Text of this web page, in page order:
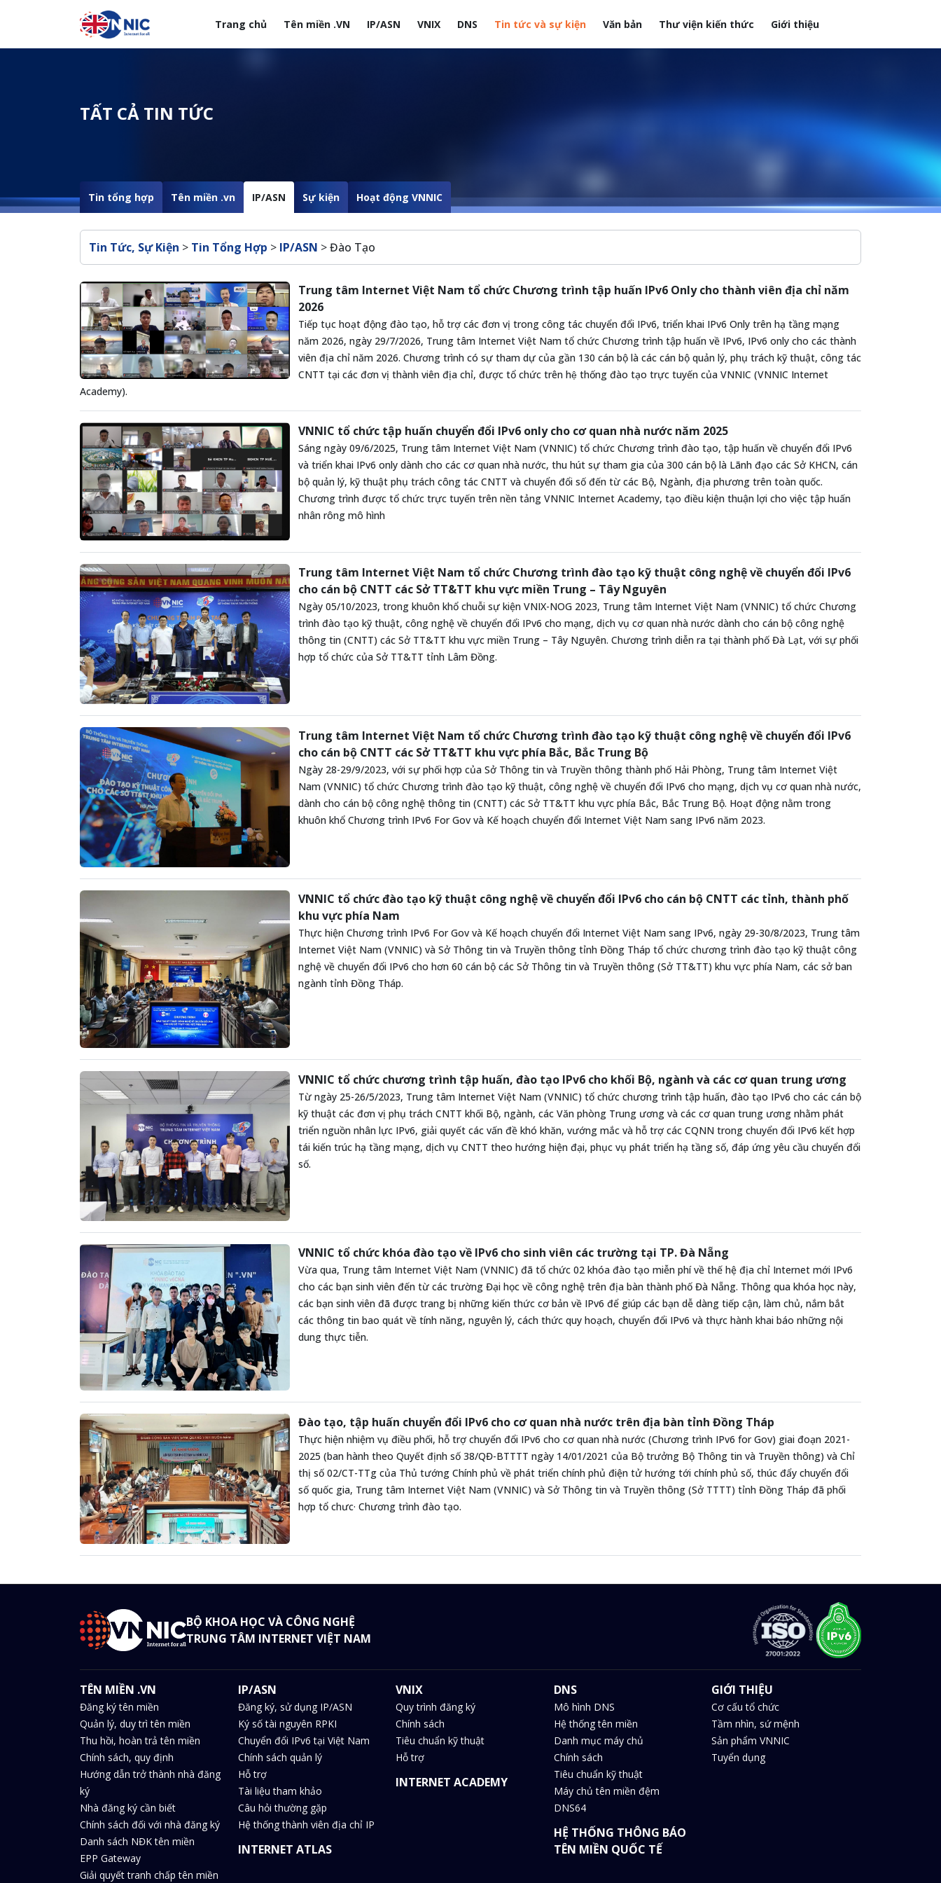
Nhảy đến nội dung
Trang chủ Tên miền .VN IP/ASN VNIX DNS Tin tức và sự kiện Văn bản Thư viện kiến thức Giới thiệu
Menuheader của website
TẤT CẢ TIN TỨC
Tin tổng hợp Tên miền .vn IP/ASN Sự kiện Hoạt động VNNIC
Breadcrumb
Tin Tức, Sự Kiện > Tin Tổng Hợp > IP/ASN >Đào Tạo
Trung tâm Internet Việt Nam tổ chức Chương trình tập huấn IPv6 Only cho thành viên địa chỉ năm
2026
Tiếp tục hoạt động đào tạo, hỗ trợ các đơn vị trong công tác chuyển đổi IPv6, triển khai IPv6 Only trên hạ tầng mạng
năm 2026, ngày 29/7/2026, Trung tâm Internet Việt Nam tổ chức Chương trình tập huấn về IPv6, IPv6 only cho các thành
viên địa chỉ năm 2026. Chương trình có sự tham dự của gần 130 cán bộ là các cán bộ quản lý, phụ trách kỹ thuật, công tác
CNTT tại các đơn vị thành viên địa chỉ, được tổ chức trên hệ thống đào tạo trực tuyến của VNNIC (VNNIC Internet
Academy).
VNNIC tổ chức tập huấn chuyển đổi IPv6 only cho cơ quan nhà nước năm 2025
Sáng ngày 09/6/2025, Trung tâm Internet Việt Nam (VNNIC) tổ chức Chương trình đào tạo, tập huấn về chuyển đổi IPv6
và triển khai IPv6 only dành cho các cơ quan nhà nước, thu hút sự tham gia của 300 cán bộ là Lãnh đạo các Sở KHCN, cán
bộ quản lý, kỹ thuật phụ trách công tác CNTT và chuyển đổi số đến từ các Bộ, Ngành, địa phương trên toàn quốc.
Chương trình được tổ chức trực tuyến trên nền tảng VNNIC Internet Academy, tạo điều kiện thuận lợi cho việc tập huấn
nhân rông mô hình
Trung tâm Internet Việt Nam tổ chức Chương trình đào tạo kỹ thuật công nghệ về chuyển đổi IPv6
cho cán bộ CNTT các Sở TT&TT khu vực miền Trung – Tây Nguyên
Ngày 05/10/2023, trong khuôn khổ chuỗi sự kiện VNIX-NOG 2023, Trung tâm Internet Việt Nam (VNNIC) tổ chức Chương
trình đào tạo kỹ thuật, công nghệ về chuyển đổi IPv6 cho mạng, dịch vụ cơ quan nhà nước dành cho cán bộ công nghệ
thông tin (CNTT) các Sở TT&TT khu vực miền Trung – Tây Nguyên. Chương trình diễn ra tại thành phố Đà Lạt, với sự phối
hợp tổ chức của Sở TT&TT tỉnh Lâm Đồng.
Trung tâm Internet Việt Nam tổ chức Chương trình đào tạo kỹ thuật công nghệ về chuyển đổi IPv6
cho cán bộ CNTT các Sở TT&TT khu vực phía Bắc, Bắc Trung Bộ
Ngày 28-29/9/2023, với sự phối hợp của Sở Thông tin và Truyền thông thành phố Hải Phòng, Trung tâm Internet Việt
Nam (VNNIC) tổ chức Chương trình đào tạo kỹ thuật, công nghệ về chuyển đổi IPv6 cho mạng, dịch vụ cơ quan nhà nước,
dành cho cán bộ công nghệ thông tin (CNTT) các Sở TT&TT khu vực phía Bắc, Bắc Trung Bộ. Hoạt động nằm trong
khuôn khổ Chương trình IPv6 For Gov và Kế hoạch chuyển đổi Internet Việt Nam sang IPv6 năm 2023.
VNNIC tổ chức đào tạo kỹ thuật công nghệ về chuyển đổi IPv6 cho cán bộ CNTT các tỉnh, thành phố
khu vực phía Nam
Thực hiện Chương trình IPv6 For Gov và Kế hoạch chuyển đổi Internet Việt Nam sang IPv6, ngày 29-30/8/2023, Trung tâm
Internet Việt Nam (VNNIC) và Sở Thông tin và Truyền thông tỉnh Đồng Tháp tổ chức chương trình đào tạo kỹ thuật công
nghệ về chuyển đổi IPv6 cho hơn 60 cán bộ các Sở Thông tin và Truyền thông (Sở TT&TT) khu vực phía Nam, các sở ban
ngành tỉnh Đồng Tháp.
VNNIC tổ chức chương trình tập huấn, đào tạo IPv6 cho khối Bộ, ngành và các cơ quan trung ương
Từ ngày 25-26/5/2023, Trung tâm Internet Việt Nam (VNNIC) tổ chức chương trình tập huấn, đào tạo IPv6 cho các cán bộ
kỹ thuật các đơn vị phụ trách CNTT khối Bộ, ngành, các Văn phòng Trung ương và các cơ quan trung ương nhằm phát
triển nguồn nhân lực IPv6, giải quyết các vấn đề khó khăn, vướng mắc và hỗ trợ các CQNN trong chuyển đổi IPv6 kết hợp
tái kiến trúc hạ tầng mạng, dịch vụ CNTT theo hướng hiện đại, phục vụ phát triển hạ tầng số, đáp ứng yêu cầu chuyển đổi
số.
VNNIC tổ chức khóa đào tạo về IPv6 cho sinh viên các trường tại TP. Đà Nẵng
Vừa qua, Trung tâm Internet Việt Nam (VNNIC) đã tổ chức 02 khóa đào tạo miễn phí về thế hệ địa chỉ Internet mới IPv6
cho các bạn sinh viên đến từ các trường Đại học về công nghệ trên địa bàn thành phố Đà Nẵng. Thông qua khóa học này,
các bạn sinh viên đã được trang bị những kiến thức cơ bản về IPv6 để giúp các bạn dễ dàng tiếp cận, làm chủ, nắm bắt
các thông tin bao quát về tính năng, nguyên lý, cách thức quy hoạch, chuyển đổi IPv6 và thực hành khai báo những nội
dung thực tiễn.
Đào tạo, tập huấn chuyển đổi IPv6 cho cơ quan nhà nước trên địa bàn tỉnh Đồng Tháp
Thực hiện nhiệm vụ điều phối, hỗ trợ chuyển đổi IPv6 cho cơ quan nhà nước (Chương trình IPv6 for Gov) giai đoạn 2021-
2025 (ban hành theo Quyết định số 38/QĐ-BTTTT ngày 14/01/2021 của Bộ trưởng Bộ Thông tin và Truyền thông) và Chỉ
thị số 02/CT-TTg của Thủ tướng Chính phủ về phát triển chính phủ điện tử hướng tới chính phủ số, thúc đẩy chuyển đổi
số quốc gia, Trung tâm Internet Việt Nam (VNNIC) và Sở Thông tin và Truyền thông (Sở TTTT) tỉnh Đồng Tháp đã phối
hợp tổ chưc· Chương trình đào tạo.
BỘ KHOA HỌC VÀ CÔNG NGHỆ
TRUNG TÂM INTERNET VIỆT NAM
TÊN MIỀN .VN
Đăng ký tên miền
Quản lý, duy trì tên miền
Thu hồi, hoàn trả tên miền
Chính sách, quy định
Hướng dẫn trở thành nhà đăng
ký
Nhà đăng ký cần biết
Chính sách đối với nhà đăng ký
Danh sách NĐK tên miền
EPP Gateway
Giải quyết tranh chấp tên miền
IP/ASN
Đăng ký, sử dụng IP/ASN
Ký số tài nguyên RPKI
Chuyển đổi IPv6 tại Việt Nam
Chính sách quản lý
Hỗ trợ
Tài liệu tham khảo
Câu hỏi thường gặp
Hệ thống thành viên địa chỉ IP
INTERNET ATLAS
VNIX
Quy trình đăng ký
Chính sách
Tiêu chuẩn kỹ thuật
Hỗ trợ
INTERNET ACADEMY
DNS
Mô hình DNS
Hệ thống tên miền
Danh mục máy chủ
Chính sách
Tiêu chuẩn kỹ thuật
Máy chủ tên miền đệm
DNS64
HỆ THỐNG THÔNG BÁO
TÊN MIỀN QUỐC TẾ
GIỚI THIỆU
Cơ cấu tổ chức
Tầm nhìn, sứ mệnh
Sản phẩm VNNIC
Tuyển dụng